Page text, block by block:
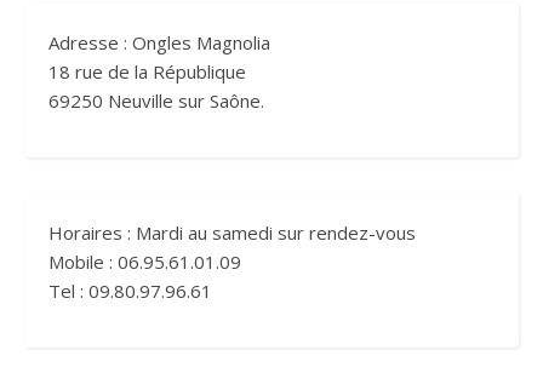
Adresse : Ongles Magnolia
18 rue de la République
69250 Neuville sur Saône.
Horaires : Mardi au samedi sur rendez-vous
Mobile : 06.95.61.01.09
Tel : 09.80.97.96.61